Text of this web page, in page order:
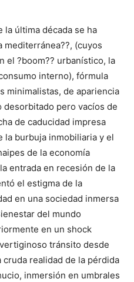
la última década se ha
mediterránea??, (cuyos
el ?boom?? urbanístico, la
interno), fórmula
minimalistas, de apariencia
pero vacíos de
de caducidad impresa
la burbuja inmobiliaria y el
de la economía
entrada en recesión de la
el estigma de la
en una sociedad inmersa
del mundo
en un shock
tránsito desde
realidad de la pérdida
inmersión en umbrales